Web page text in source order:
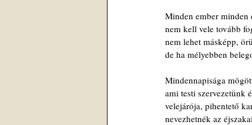
Minden ember minden
nem kell vele tovább
nem lehet másképp,
de ha mélyebben
Mindennapisága
ami testi szervezetünk
velejárója, pihentető
nevezhetnék az